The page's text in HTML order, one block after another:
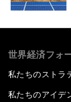
世界経済フォ
私たちのストラ
私たちのアイデ